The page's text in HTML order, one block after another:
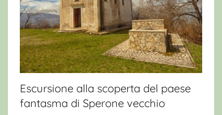
Escursione alla scoperta del paese
fantasma di Sperone vecchio